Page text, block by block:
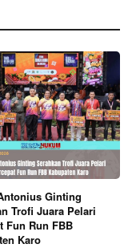
Ginting
Trofi Juara Pelari
Fun Run FBB
Karo